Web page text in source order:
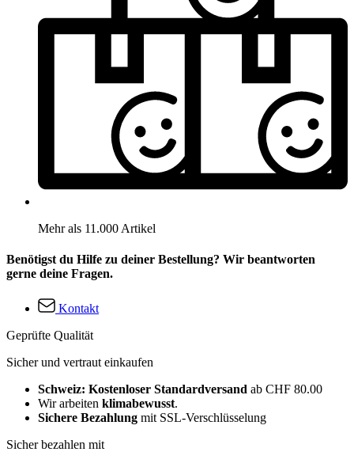
Mehr als 11.000 Artikel
Benötigst du Hilfe zu deiner Bestellung? Wir beantworten
gerne deine Fragen.
Kontakt
Geprüfte Qualität
Sicher und vertraut einkaufen
Schweiz: Kostenloser Standardversand ab CHF 80.00
Wir arbeiten klimabewusst.
Sichere Bezahlung mit SSL-Verschlüsselung
Sicher bezahlen mit